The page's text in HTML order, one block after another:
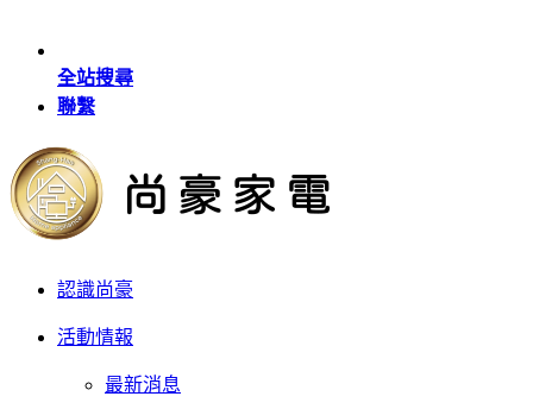
全站搜尋
聯繫
認識尚豪
活動情報
最新消息